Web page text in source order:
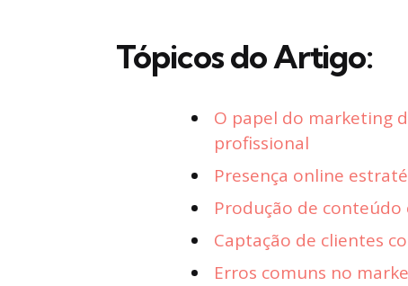
Tópicos do Artigo:
O papel do marketing
profissional
Presença online
Produção de
Captação de clientes
Erros comuns no